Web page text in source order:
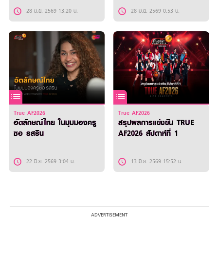
28 มิ.ย. 2569 13:20 น. 28 มิ.ย. 2569 0:53 น.
True AF2026
อัตลักษณ์ไทย ในมุมมองครู
ซอ รสริน
22 มิ.ย. 2569 3:04 น.
True AF2026
สรุปผลการแข่งขัน TRUE
AF2026 สัปดาห์ที่ 1
13 มิ.ย. 2569 15:52 น.